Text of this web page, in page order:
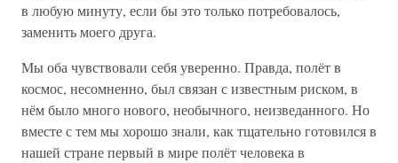
в любую минуту, если бы это только потребовалось,
заменить моего друга.
Мы оба чувствовали себя уверенно. Правда, полёт в
космос, несомненно, был связан с известным риском, в
нём было много нового, необычного, неизведанного. Но
вместе с тем мы хорошо знали, как тщательно готовился в
нашей стране первый в мире полёт человека в